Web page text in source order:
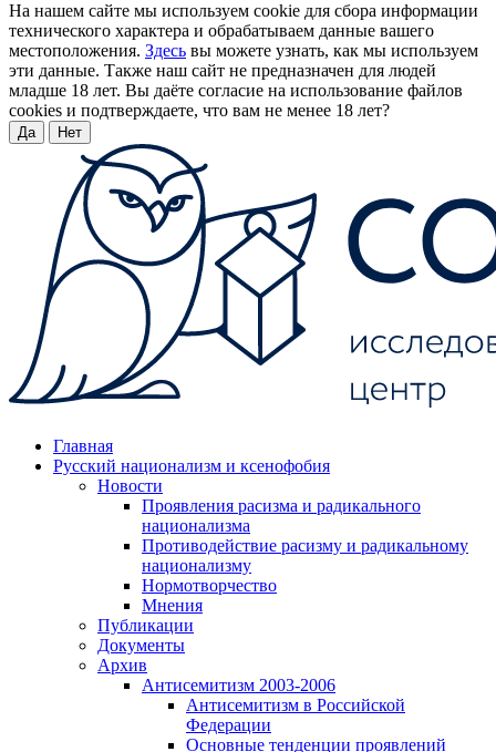
На нашем сайте мы используем cookie для сбора информации
технического характера и обрабатываем данные вашего
местоположения. Здесь вы можете узнать, как мы используем
эти данные. Также наш сайт не предназначен для людей
младше 18 лет. Вы даёте согласие на использование файлов
cookies и подтверждаете, что вам не менее 18 лет?
Да Нет
Главная
Русский национализм и ксенофобия
Новости
Проявления расизма и радикального
национализма
Противодействие расизму и радикальному
национализму
Нормотворчество
Мнения
Публикации
Документы
Архив
Антисемитизм 2003-2006
Антисемитизм в Российской
Федерации
Основные тенденции проявлений